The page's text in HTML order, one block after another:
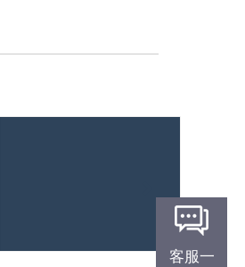
客服一